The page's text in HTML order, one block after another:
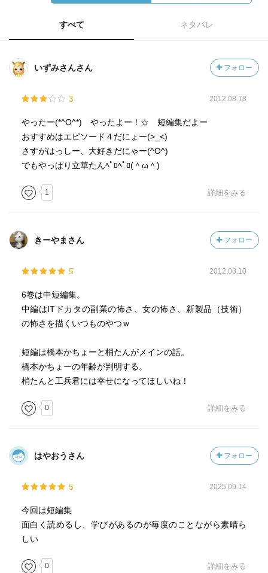
すべて ネタバレ
いずみさんさん フォロー
3 2012.08.18
やったー(*^O^*) やったよー！☆ 短編集だよー
おすすめはエピソード４だにょー(>_<)
さすがはっしー、大好きだにゃー(^O^)
でもやっぱり立華たんﾍﾟﾛﾍﾟﾛ(＾ω＾)
1 詳細をみる
きーやまさん フォロー
5 2012.03.10
6巻は中短編集。
中編はITドカタの副業の怖さ、女の怖さ、新製品（技術）
の怖さを描くいつものやつｗ
短編は橋本かちょーと梢たんがメインの話。
橋本かちょーの年齢が判明する。
梢たんと工兵君には幸せになってほしいね！
0 詳細をみる
はやおうさん フォロー
5 2025.09.14
今回は短編集
面白く読めるし、学びがあるのが毎度のことながら素晴ら
しい
0 詳細をみる